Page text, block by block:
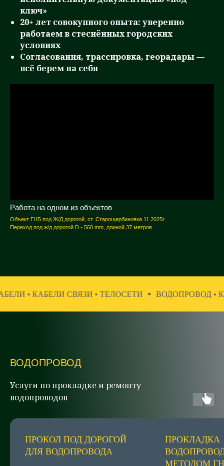
ключ»
20+ лет совокупного опыта: уверенно
работаем в стеснённых городских
условиях
Согласования, трассировка, георадары —
всё берем на себя
Работа на одном из объектов
Объект ГНБ под Ж/Д дорогой, ст. Старощербиновка 11.2025г.
Переход под ж/д дорогой D - 560 mm, длиной 37 метров
• ТЕЛОСЕТИ ВОДОПРОВОД • КАНАЛИЗАЦИЯ •
ВОДОПРОВОД
Услуги по прокладке и ремонту
водопроводов
ПРОКОЛ ПОД ДОРОГОЙ
ДЛЯ ВОДОПРОВОДА
ПРОКЛАДКА
МЕТОДОМ